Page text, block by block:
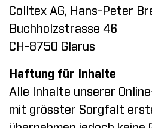
Colltex AG, Hans-Peter
Buchholzstrasse 46
CH-8750 Glarus
Haftung für Inhalte
Alle Inhalte unserer
mit grösster Sorgfalt